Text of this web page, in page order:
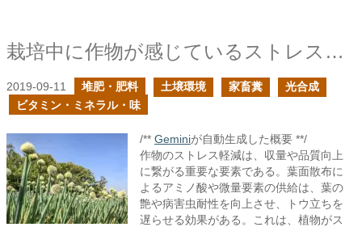
栽培中に作物が感じているストレスとは何だろう？
2019-09-11 堆肥・肥料 土壌環境 家畜糞
光合成
ビタミン・ミネラル・味
/** Geminiが自動生成した概要 **/
作物のストレス軽減は、収量や品質向上
に繋がる重要な要素である。葉面散布に
よるアミノ酸や微量要素の供給は、葉の
艶や病害虫耐性を向上させ、トウ立ちを
遅らせる効果がある。これは、植物がス